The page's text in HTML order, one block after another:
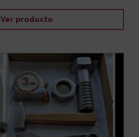
Ver producto